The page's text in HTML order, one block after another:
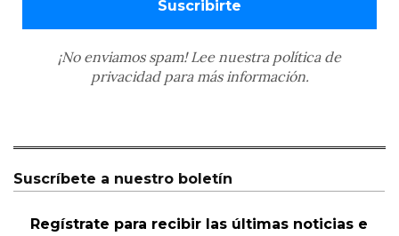
¡No enviamos spam! Lee nuestra política de
privacidadpara más información.
Suscríbete a nuestro boletín
Regístrate para recibir las últimas noticias e